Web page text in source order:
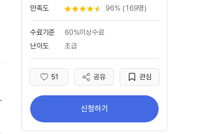
만족도
별점 4.5개 96% (169명)
수료기준
60%이상수료
난이도
초급
좋아요
51 공유 관심
신청하기